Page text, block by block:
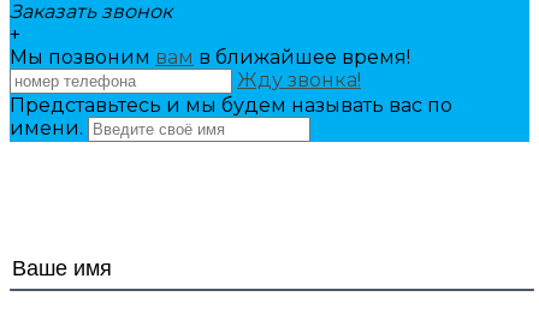
Заказать звонок
+
Мы позвоним вам в ближайшее время!
Жду звонка!
Представьтесь и мы будем называть вас по
имени.